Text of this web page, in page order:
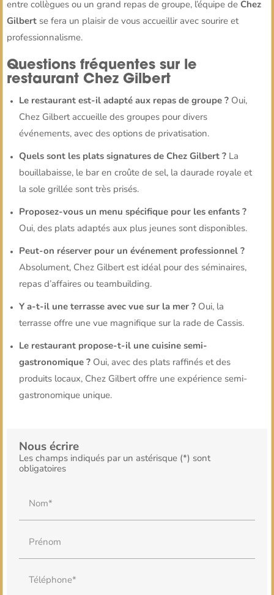
entre collègues ou un grand repas de groupe, l’équipe deChez
Gilbert se fera un plaisir de vous accueillir avec sourire et
professionnalisme.
Questions fréquentes sur le
restaurant Chez Gilbert
Le restaurant est-il adapté aux repas de groupe ? Oui,
Chez Gilbert accueille des groupes pour divers
événements, avec des options de privatisation.
Quels sont les plats signatures de Chez Gilbert ? La
bouillabaisse, le bar en croûte de sel, la daurade royale et
la sole grillée sont très prisés.
Proposez-vous un menu spécifique pour les enfants ?
Oui, des plats adaptés aux plus jeunes sont disponibles.
Peut-on réserver pour un événement professionnel ?
Absolument, Chez Gilbert est idéal pour des séminaires,
repas d’affaires ou teambuilding.
Y a-t-il une terrasse avec vue sur la mer ? Oui, la
terrasse offre une vue magnifique sur la rade de Cassis.
Le restaurant propose-t-il une cuisine semi-
gastronomique ? Oui, avec des plats raffinés et des
produits locaux, Chez Gilbert offre une expérience semi-
gastronomique unique.
Nous écrire
Les champs indiqués par un astérisque (*) sont
obligatoires
Nom*
Prénom
Téléphone*